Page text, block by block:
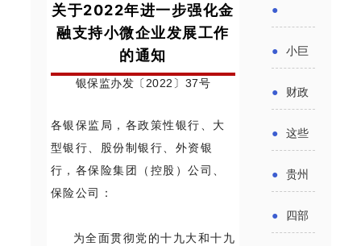
关于2022年进一步强化金
融支持小微企业发展工作
的通知
银保监办发〔2022〕37号
各银保监局，各政策性银行、大
型银行、股份制银行、外资银
行，各保险集团（控股）公司、
保险公司：
为全面贯彻党的十九大和十九
州开展
2026年
轮汽车
销活动
省科技
成果转
化中试
报工作
出台酒
类新规
酒企出
点关注
●
小企业
发展环
境评估
发布
● 小巨
了？工
信部准
备怎么
● 财政
继续实
施专精
● 这些
贷款，
● 贵州
● 四部